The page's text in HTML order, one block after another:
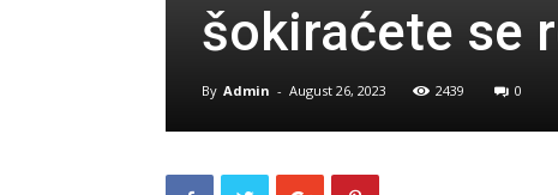
šokiraćete se
By Admin - August 26, 2023 2439 0